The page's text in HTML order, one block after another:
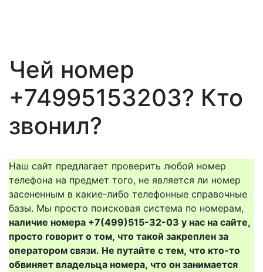
Чей номер
+74995153203? Кто
звонил?
Наш сайт предлагает проверить любой номер
телефона на предмет того, не является ли номер
засененным в какие-либо телефонные справочные
базы. Мы просто поисковая система по номерам,
наличие номера +7(499)515-32-03 у нас на сайте,
просто говорит о том, что такой закреплен за
оператором связи. Не путайте с тем, что кто-то
обвиняет владельца номера, что он занимается